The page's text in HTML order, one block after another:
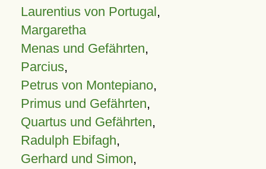
Laurentius von Portugal,
Margaretha
Menas und Gefährten,
Parcius,
Petrus von Montepiano,
Primus und Gefährten,
Quartus und Gefährten,
Radulph Ebifagh,
Gerhard und Simon,